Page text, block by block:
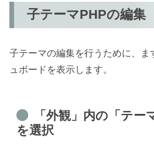
子テーマPHPの編集
子テーマの編集を行うために、ま
ュボードを表示します。
「外観」内の「テー
を選択